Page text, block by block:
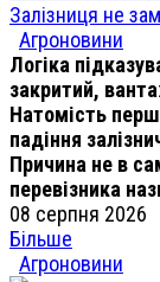
Залізниця не
Агроновини
Логіка
закритий,
Натомість
падіння
Причина не в
перевізника
08 серпня 2026
Більше
Агроновини